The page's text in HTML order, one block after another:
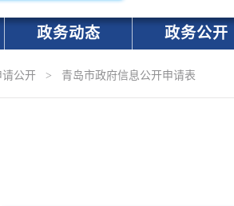
政务动态 政务公开
请公开 > 青岛市政府信息公开申请表